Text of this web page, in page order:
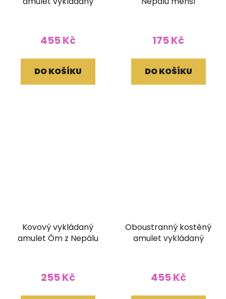
455 Kč
DO KOŠÍKU
175 Kč
DO KOŠÍKU
Kovový vykládaný
amulet Óm z Nepálu
255 Kč
Oboustranný kostěný
amulet vykládaný
455 Kč